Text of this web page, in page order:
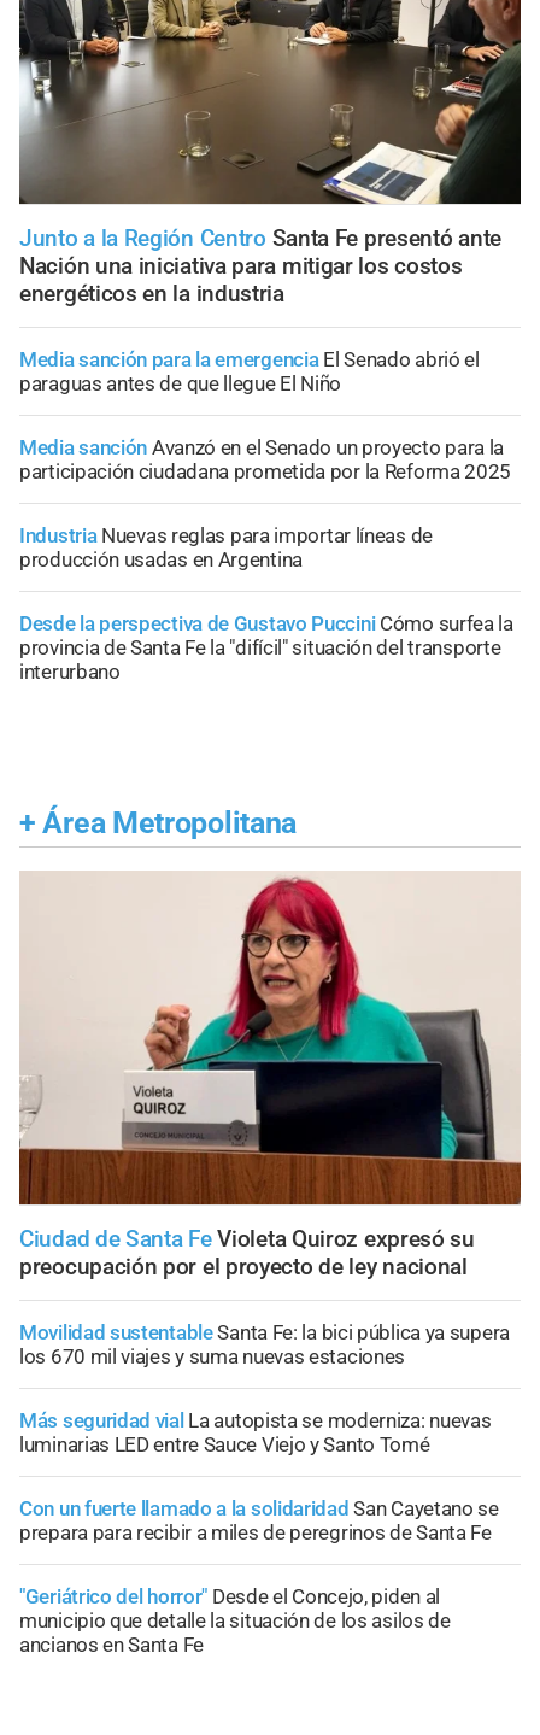
Junto a la Región Centro Santa Fe presentó ante
Nación una iniciativa para mitigar los costos
energéticos en la industria
Media sanción para la emergencia El Senado abrió el
paraguas antes de que llegue El Niño
Media sanción Avanzó en el Senado un proyecto para la
participación ciudadana prometida por la Reforma 2025
Industria Nuevas reglas para importar líneas de
producción usadas en Argentina
Desde la perspectiva de Gustavo Puccini Cómo surfea la
provincia de Santa Fe la "difícil" situación del transporte
interurbano
+ Área Metropolitana
Ciudad de Santa Fe Violeta Quiroz expresó su
preocupación por el proyecto de ley nacional
Movilidad sustentableSanta Fe: la bici pública ya supera
los 670 mil viajes y suma nuevas estaciones
Más seguridad vial La autopista se moderniza: nuevas
luminarias LED entre Sauce Viejo y Santo Tomé
Con un fuerte llamado a la solidaridad San Cayetano se
prepara para recibir a miles de peregrinos de Santa Fe
"Geriátrico del horror" Desde el Concejo, piden al
municipio que detalle la situación de los asilos de
ancianos en Santa Fe